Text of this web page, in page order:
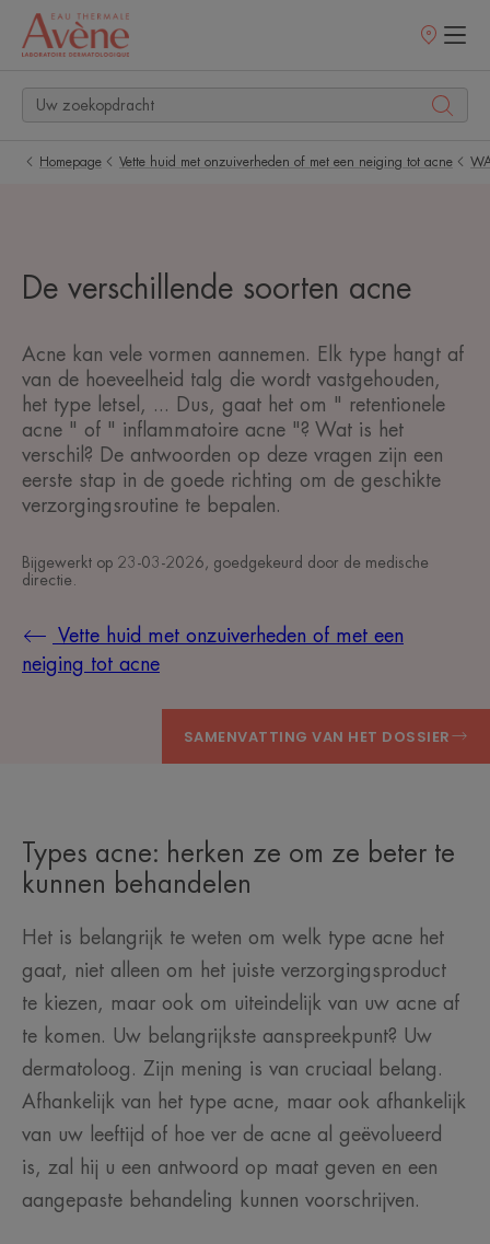
Homepage Vette huid met onzuiverheden of met een neiging tot acne
De verschillende soorten acne
Acne kan vele vormen aannemen. Elk type hangt af
van de hoeveelheid talg die wordt vastgehouden,
het type letsel, ... Dus, gaat het om " retentionele
acne " of " inflammatoire acne "? Wat is het
verschil? De antwoorden op deze vragen zijn een
eerste stap in de goede richting om de geschikte
verzorgingsroutine te bepalen.
Bijgewerkt op 23-03-2026 , goedgekeurd door de medische
directie
Vette huid met onzuiverheden of met een
neiging tot acne
SAMENVATTING VAN HET DOSSIER
Types acne: herken ze om ze beter te
kunnen behandelen
Het is belangrijk te weten om welk type acne het
gaat, niet alleen om het juiste verzorgingsproduct
te kiezen, maar ook om uiteindelijk van uw acne af
te komen. Uw belangrijkste aanspreekpunt? Uw
dermatoloog. Zijn mening is van cruciaal belang.
Afhankelijk van het type acne, maar ook afhankelijk
van uw leeftijd of hoe ver de acne al geëvolueerd
is, zal hij u een antwoord op maat geven en een
aangepaste behandeling kunnen voorschrijven.